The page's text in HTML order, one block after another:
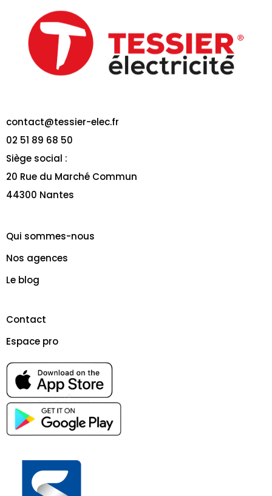
contact@tessier-elec.fr
02 51 89 68 50
Siège social :
20 Rue du Marché Commun
44300 Nantes
Qui sommes-nous
Nos agences
Le blog
Contact
Espace pro